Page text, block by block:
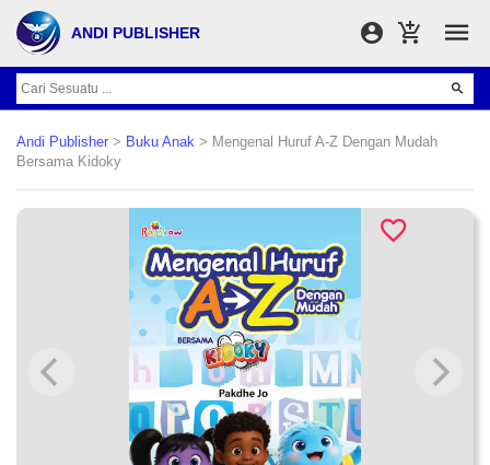
ANDI PUBLISHER
Andi Publisher > Buku Anak > Mengenal Huruf A-Z Dengan Mudah
Bersama Kidoky